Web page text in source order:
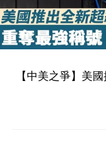
【中美之爭】美